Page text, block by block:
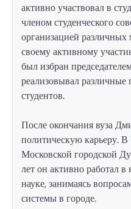
активно участвовал в
членом студенческого
организацией различных
своему активному
был избран
реализовывал различные
студентов.
После окончания вуза
политическую карьеру.
Московской городской
лет он активно работал
науке, занимаясь
системы в городе.